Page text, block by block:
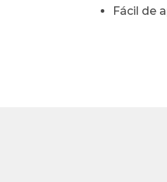
Fácil de